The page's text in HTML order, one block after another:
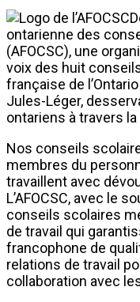
ontarienne des
(AFOCSC), une
voix des huit
française de
Jules-Léger,
ontariens à travers
Nos conseils
membres du
travaillent avec
L’AFOCSC, avec le
conseils scolaires
de travail qui
francophone de
relations de travail
collaboration avec